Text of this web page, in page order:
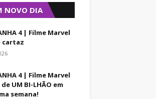
NOVO DIA
4 | Filme Marvel
cartaz
4 | Filme Marvel
UM BI-LHÃO em
semana!